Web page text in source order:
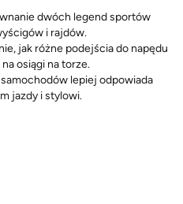
dwóch legend sportów
i rajdów.
jak różne podejścia do napędu
osiągi na torze.
lepiej odpowiada
jazdy i stylowi.